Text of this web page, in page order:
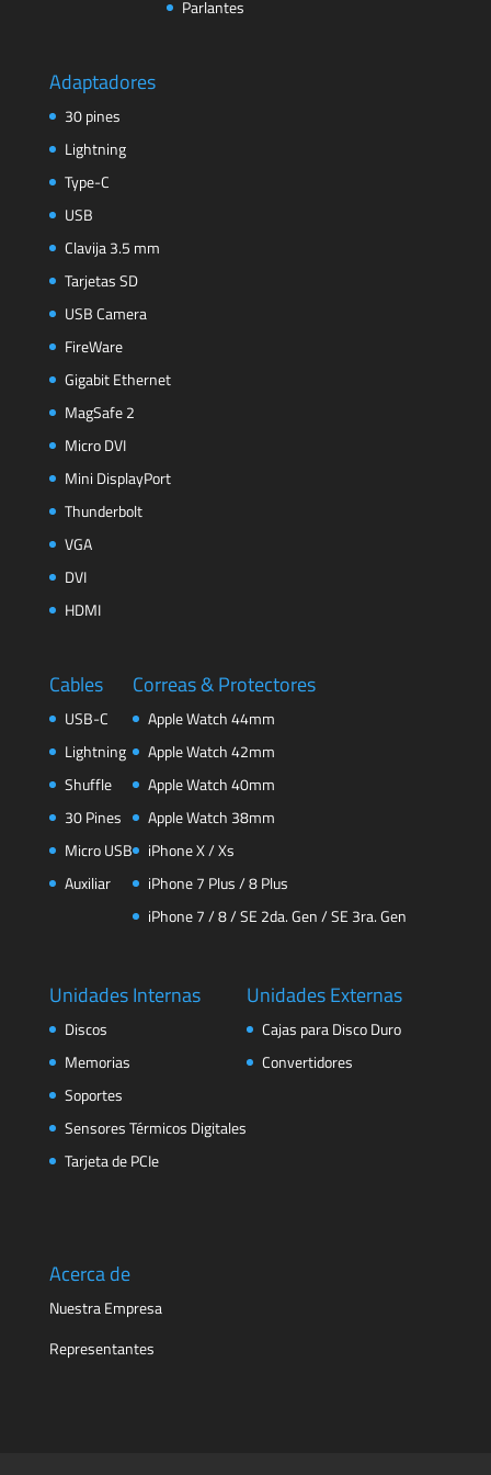
Parlantes
Adaptadores
30 pines
Lightning
Type-C
USB
Clavija 3.5 mm
Tarjetas SD
USB Camera
FireWare
Gigabit Ethernet
MagSafe 2
Micro DVI
Mini DisplayPort
Thunderbolt
VGA
DVI
HDMI
Cables
USB-C
Lightning
Shuffle
30 Pines
Micro USB
Auxiliar
Correas & Protectores
Apple Watch 44mm
Apple Watch 42mm
Apple Watch 40mm
Apple Watch 38mm
iPhone X / Xs
iPhone 7 Plus / 8 Plus
iPhone 7 / 8 / SE 2da. Gen / SE 3ra. Gen
Unidades Internas
Discos
Memorias
Soportes
Sensores Térmicos Digitales
Tarjeta de PCIe
Unidades Externas
Cajas para Disco Duro
Convertidores
Acerca de
Nuestra Empresa
Representantes